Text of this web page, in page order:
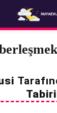
Tabiri